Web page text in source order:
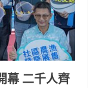
幕 二千人齊